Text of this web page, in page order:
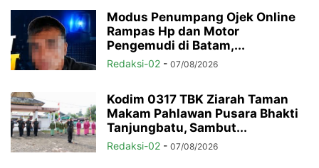
Modus Penumpang Ojek Online
Rampas Hp dan Motor
Pengemudi di Batam,...
Redaksi-02 - 07/08/2026
Kodim 0317 TBK Ziarah Taman
Makam Pahlawan Pusara Bhakti
Tanjungbatu, Sambut...
Redaksi-02 - 07/08/2026